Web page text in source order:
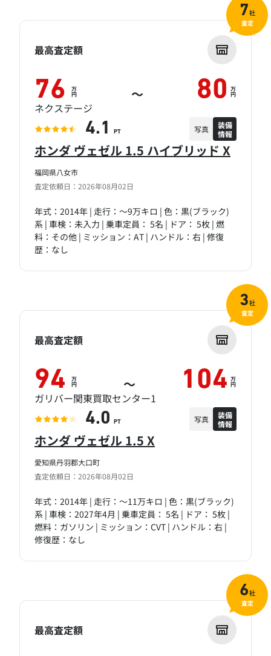
福岡県八女市
査定依頼日：2026年08月02日
ホンダ ヴェゼル 1.5 ハイブリッド X
年式：2014年 | 走行：～9万キロ | 色：黒(ブラック)
系 | 車検：未入力 | 乗車定員： 5名 | ドア： 5枚 | 燃
料：その他 | ミッション：AT | ハンドル：右 | 修復
歴：なし
最高査定額
76 万
円 ～ 80 万
円
ネクステージ
4.1 PT 写真
装備
情報
7社
査定
愛知県丹羽郡大口町
査定依頼日：2026年08月02日
ホンダ ヴェゼル 1.5 X
年式：2014年 | 走行：～11万キロ | 色：黒(ブラック)
系 | 車検：2027年4月 | 乗車定員： 5名 | ドア： 5枚 |
燃料：ガソリン | ミッション：CVT | ハンドル：右 |
修復歴：なし
最高査定額
94 万
円 ～ 104 万
円
ガリバー関東買取センター1
4.0 PT 写真
装備
情報
3社
査定
最高査定額
6社
査定